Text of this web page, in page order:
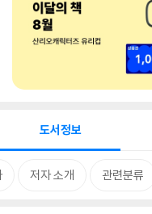
도서정보
저자 소개 관련분류